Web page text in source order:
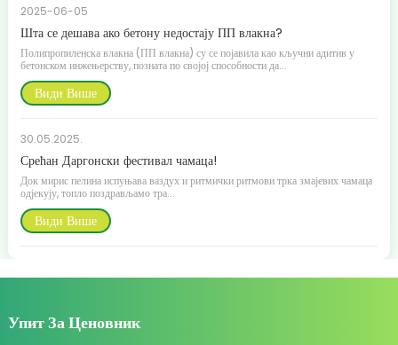
2025-06-05
Шта се дешава ако бетону недостају ПП влакна?
Полипропиленска влакна (ПП влакна) су се појавила као кључни адитив у
бетонском инжењерству, позната по својој способности да...
Види Више
30.05.2025.
Срећан Даргонски фестивал чамаца!
Док мирис пелина испуњава ваздух и ритмички ритмови трка змајевих чамаца
одјекују, топло поздрављамо тра...
Види Више
Упит За Ценовник